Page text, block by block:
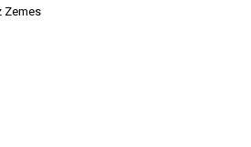
Zemes